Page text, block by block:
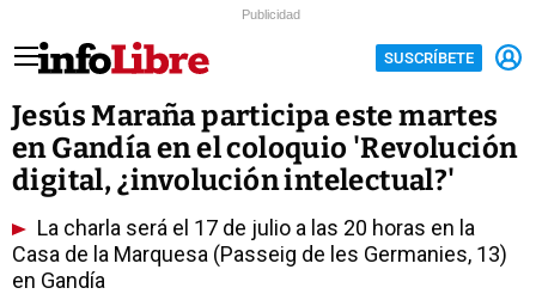
Publicidad
SUSCRÍBETE
Jesús Maraña participa este martes
en Gandía en el coloquio 'Revolución
digital, ¿involución intelectual?'
La charla será el 17 de julio a las 20 horas en la
Casa de la Marquesa (Passeig de les Germanies, 13)
en Gandía